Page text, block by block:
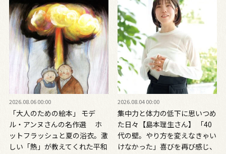
2026.08.06 00:00
「大人のための絵本」 モデ
ル・アンヌさんの名作選 ホ
ットフラッシュと夏の浴衣。激
しい「熱」が教えてくれた平和
2026.08.04 00:00
集中力と体力の低下に思いつめ
た日々【島本理生さん】 「40
代の壁。やり方を変えなきゃい
けなかった」喜びを再び感じ、